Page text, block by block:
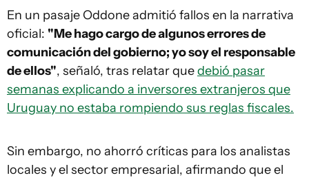
En un pasaje Oddone admitió fallos en la narrativa
oficial: "Me hago cargo de algunos errores de
comunicación del gobierno; yo soy el responsable
de ellos", señaló, tras relatar quedebió pasar
semanas explicando a inversores extranjeros que
Uruguay no estaba rompiendo sus reglas fiscales.
Sin embargo, no ahorró críticas para los analistas
locales y el sector empresarial, afirmando que el